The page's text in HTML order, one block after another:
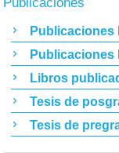
Publicaciones
Publicaciones
Libros
Tesis de
Tesis de